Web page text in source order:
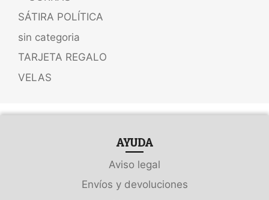
SÁTIRA POLÍTICA
sin categoria
TARJETA REGALO
VELAS
AYUDA
Aviso legal
Envíos y devoluciones